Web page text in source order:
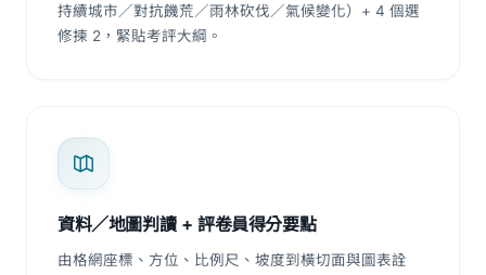
持續城市／對抗饑荒／雨林砍伐／氣候變化）+ 4 個選
修揀 2，緊貼考評大綱。
資料／地圖判讀 + 評卷員得分要點
由格網座標、方位、比例尺、坡度到橫切面與圖表詮